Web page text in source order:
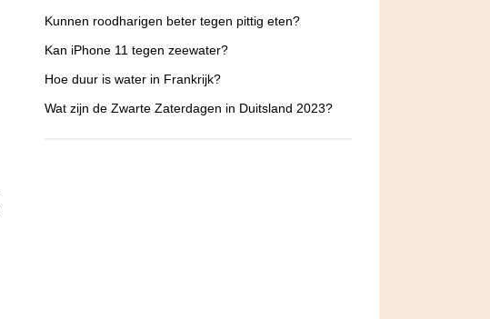
Kunnen roodharigen beter tegen pittig eten?
Kan iPhone 11 tegen zeewater?
Hoe duur is water in Frankrijk?
Wat zijn de Zwarte Zaterdagen in Duitsland 2023?